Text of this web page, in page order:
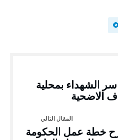
الشهداء بمحلية
الاضحية
خطة عمل الحكومة